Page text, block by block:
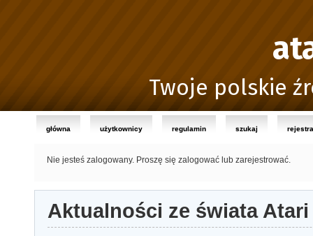
Twoje polskie
główna użytkownicy regulamin szukaj
Nie jesteś zalogowany. Proszę się zalogować lub zarejestrować.
Aktualności ze świata Atari